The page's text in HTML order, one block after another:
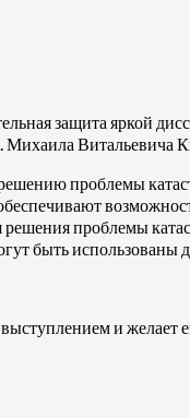
защита яркой
Михаила Витальевича
проблемы
проблемы
быть
и